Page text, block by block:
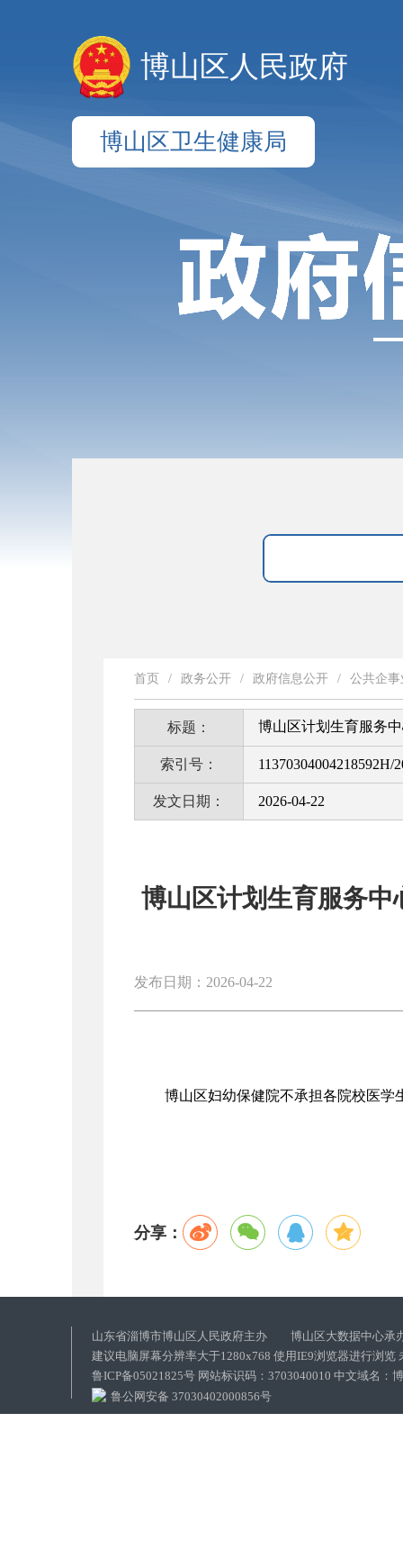
博山区人民政府
博山区卫生健康局
首页 / 政务公开 / 政府信息公开 / 公共企
标题： 博山区计划生育服务
索引号： 11370304004218592H/
发文日期： 2026-04-22
博山区计划生育服务
发布日期：2026-04-22
博山区妇幼保健院不承担各院校医学
分享：
山东省淄博市博山区人民政府主办 博山区大数据中心承
建议电脑屏幕分辨率大于1280x768 使用IE9浏览器进行浏览
鲁ICP备05021825号 网站标识码：3703040010 中文域名：
鲁公网安备 37030402000856号